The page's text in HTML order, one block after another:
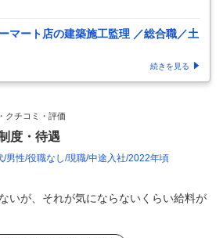
マート店の建築施工監理 ／総合職／土
続きを見る
クチコミ・評価
度・待遇
男性 役職なし 現職 中途入社 2022年頃
いが、それが気にならないくらい給料が